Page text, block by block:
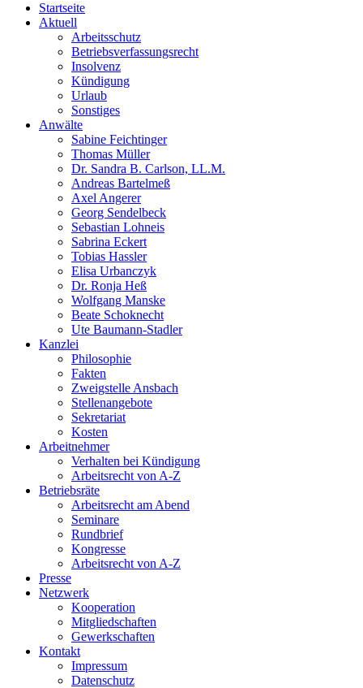
Startseite
Aktuell
Arbeitsschutz
Betriebsverfassungsrecht
Insolvenz
Kündigung
Urlaub
Sonstiges
Anwälte
Sabine Feichtinger
Thomas Müller
Dr. Sandra B. Carlson, LL.M.
Andreas Bartelmeß
Axel Angerer
Georg Sendelbeck
Sebastian Lohneis
Sabrina Eckert
Tobias Hassler
Elisa Urbanczyk
Dr. Ronja Heß
Wolfgang Manske
Beate Schoknecht
Ute Baumann-Stadler
Kanzlei
Philosophie
Fakten
Zweigstelle Ansbach
Stellenangebote
Sekretariat
Kosten
Arbeitnehmer
Verhalten bei Kündigung
Arbeitsrecht von A-Z
Betriebsräte
Arbeitsrecht am Abend
Seminare
Rundbrief
Kongresse
Arbeitsrecht von A-Z
Presse
Netzwerk
Kooperation
Mitgliedschaften
Gewerkschaften
Kontakt
Impressum
Datenschutz